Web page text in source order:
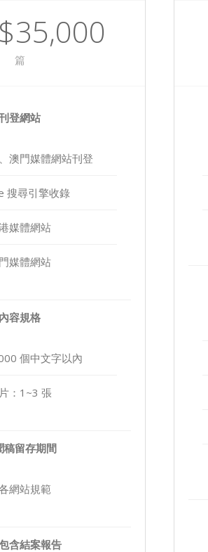
篇
登網站
澳門媒體網站刊登
搜尋引擎收錄
媒體網站
媒體網站
內容規格
個中文字以內
：1~3 張
稿留存期間
網站規範
含結案報告